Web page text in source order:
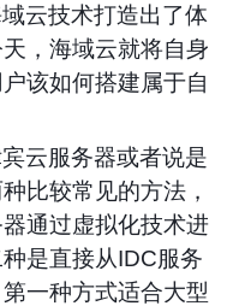
云技术打造出了体
，海域云就将自身
该如何搭建属于自
云服务器或者说是
比较常见的方法，
通过虚拟化技术进
是直接从IDC服务
一种方式适合大型